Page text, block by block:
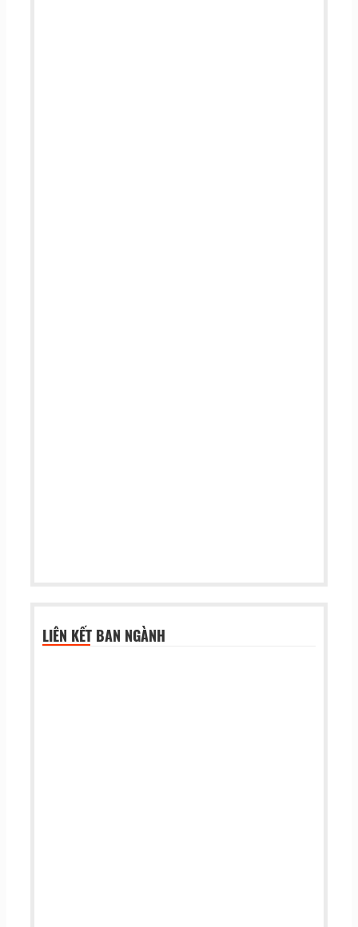
LIÊN KẾT BAN NGÀNH